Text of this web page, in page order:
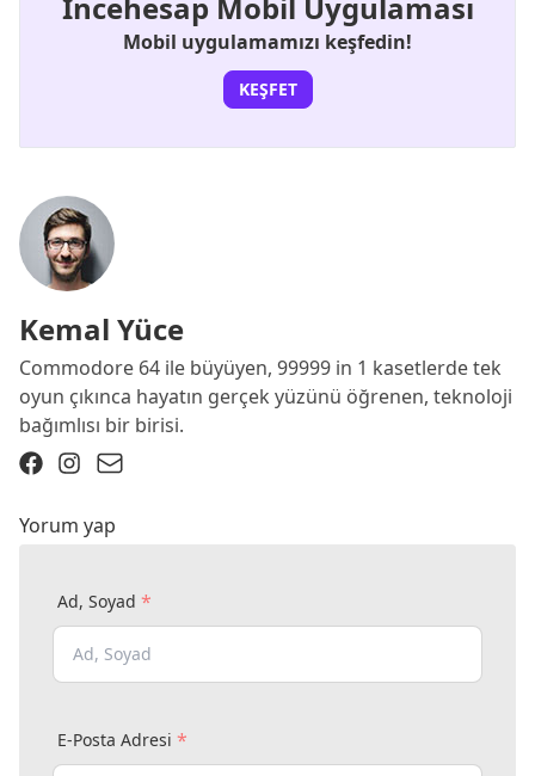
Mobil uygulamamızı keşfedin!
KEŞFET
Kemal Yüce
Commodore 64 ile büyüyen, 99999 in 1 kasetlerde tek
oyun çıkınca hayatın gerçek yüzünü öğrenen, teknoloji
bağımlısı bir birisi.
Yorum yap
Ad, Soyad *
E-Posta Adresi *